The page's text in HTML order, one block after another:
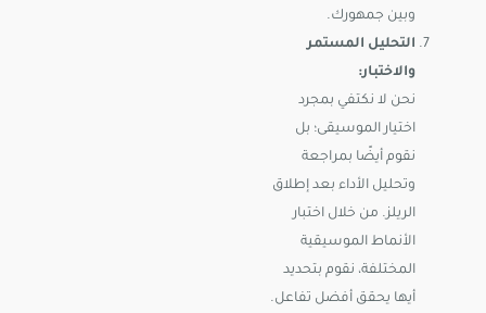
وبين جمهورك.
التحليل المستمر
والاختبار:
نحن لا نكتفي بمجرد
اختيار الموسيقى؛ بل
نقوم أيضًا بمراجعة
وتحليل الأداء بعد إطلاق
الريلز. من خلال اختبار
الأنماط الموسيقية
المختلفة، نقوم بتحديد
أيها يحقق أفضل تفاعل.